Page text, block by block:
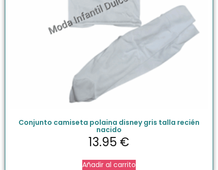
Conjunto camiseta polaina disney gris talla recién
nacido
13.95 €
Añadir al carrito